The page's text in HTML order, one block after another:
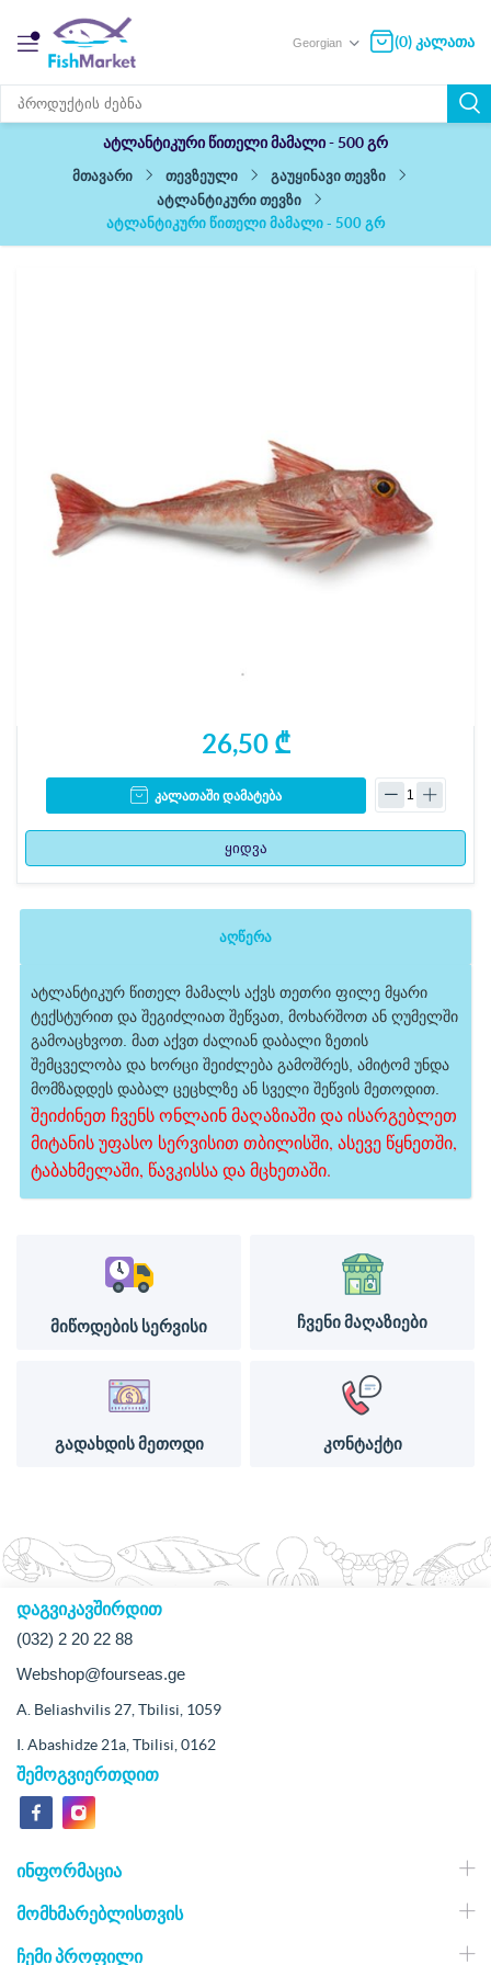
(0) კალათა
ატლანტიკური წითელი მამალი - 500 გრ
მთავარი
თევზეული
გაუყინავი თევზი
ატლანტიკური თევზი
ატლანტიკური წითელი მამალი - 500 გრ
26,50 ₾
კალათაში დამატება
ყიდვა
აღწერა
ატლანტიკურ წითელ მამალს აქვს თეთრი ფილე მყარი
ტექსტურით და შეგიძლიათ შეწვათ, მოხარშოთ ან ღუმელში
გამოაცხვოთ. მათ აქვთ ძალიან დაბალი ზეთის
შემცველობა და ხორცი შეიძლება გამოშრეს, ამიტომ უნდა
მომზადდეს დაბალ ცეცხლზე ან სველი შეწვის მეთოდით.
შეიძინეთ ჩვენს ონლაინ მაღაზიაში და ისარგებლეთ
მიტანის უფასო სერვისით თბილისში, ასევე წყნეთში,
ტაბახმელაში, წავკისსა და მცხეთაში.
მიწოდების სერვისი ჩვენი მაღაზიები
გადახდის მეთოდი კონტაქტი
დაგვიკავშირდით
(032) 2 20 22 88
Webshop@fourseas.ge
A. Beliashvilis 27, Tbilisi, 1059
I. Abashidze 21a, Tbilisi, 0162
შემოგვიერთდით
ᲘᲜᲤᲝᲠᲛᲐᲪᲘᲐ
ᲛᲝᲛᲮᲛᲐᲠᲔᲑᲚᲘᲡᲗᲕᲘᲡ
ᲩᲔᲛᲘ ᲞᲠᲝᲤᲘᲚᲘ